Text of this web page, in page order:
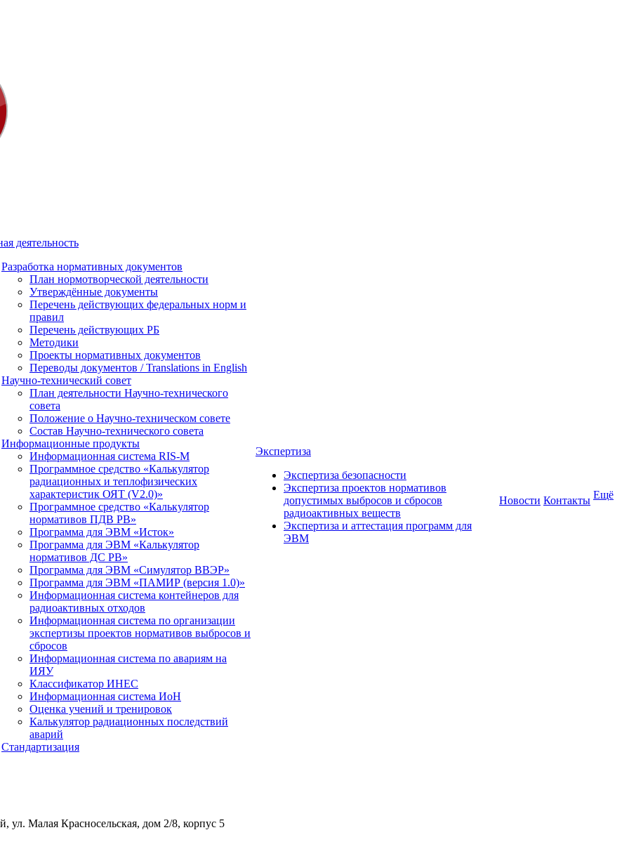
деятельность
Разработка нормативных документов
План нормотворческой деятельности
Утверждённые документы
Перечень действующих федеральных норм и
правил
Перечень действующих РБ
Методики
Проекты нормативных документов
Переводы документов / Translations in English
Научно-технический совет
План деятельности Научно-технического
совета
Положение о Научно-техническом совете
Состав Научно-технического совета
Информационные продукты
Информационная система RIS-M
Программное средство «Калькулятор
радиационных и теплофизических
характеристик ОЯТ (V2.0)»
Программное средство «Калькулятор
нормативов ПДВ РВ»
Программа для ЭВМ «Исток»
Программа для ЭВМ «Калькулятор
нормативов ДС РВ»
Программа для ЭВМ «Симулятор ВВЭР»
Программа для ЭВМ «ПАМИР (версия 1.0)»
Информационная система контейнеров для
радиоактивных отходов
Информационная система по организации
экспертизы проектов нормативов выбросов и
сбросов
Информационная система по авариям на
ИЯУ
Классификатор ИНЕС
Информационная система ИоН
Оценка учений и тренировок
Калькулятор радиационных последствий
аварий
Стандартизация
Экспертиза
Экспертиза безопасности
Экспертиза проектов нормативов
допустимых выбросов и сбросов
радиоактивных веществ
Экспертиза и аттестация программ для
ЭВМ
Новости Контакты Ещё
ул. Малая Красносельская, дом 2/8, корпус 5